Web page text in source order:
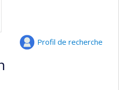
Profil de recherche